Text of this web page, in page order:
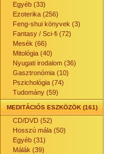
Egyéb (33)
Ezoterika (256)
Feng-shui könyvek (3)
Fantasy / Sci-fi (72)
Mesék (66)
Mitológia (40)
Nyugati irodalom (36)
Gasztronómia (10)
Pszichológia (74)
Tudomány (59)
MEDITÁCIÓS ESZKÖZÖK (161)
CD/DVD (52)
Hosszú mála (50)
Egyéb (31)
Málák (39)